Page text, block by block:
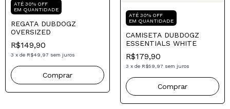
ATÉ 30% OFF
EM QUANTIDADE
REGATA DUBDOGZ
OVERSIZED
R$149,90
3 x de R$49,97 sem juros
Comprar
ATÉ 30% OFF
EM QUANTIDADE
CAMISETA DUBDOGZ
ESSENTIALS WHITE
R$179,90
3 x de R$59,97 sem juros
Comprar